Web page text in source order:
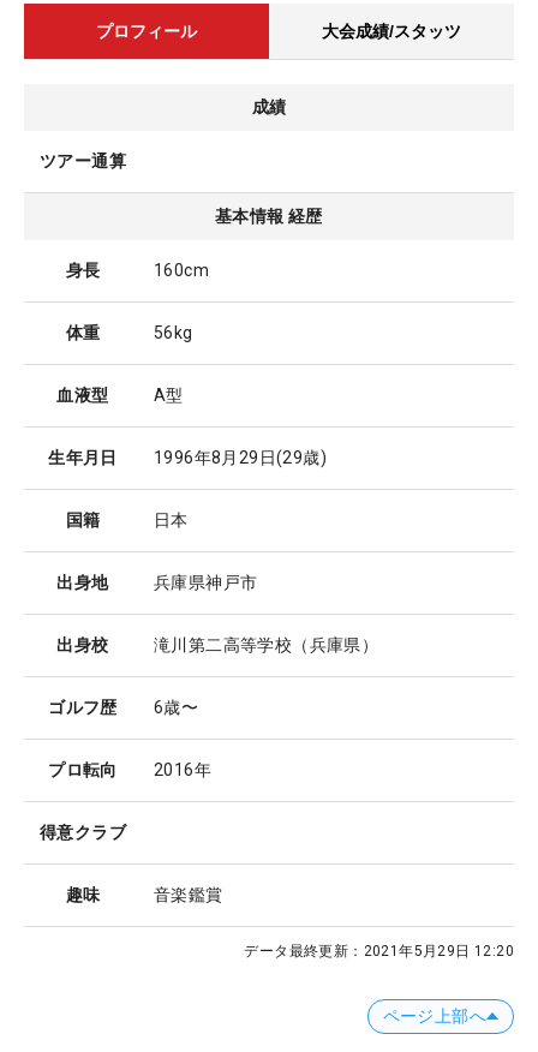
プロフィール 大会成績/スタッツ
成績
ツアー通算
基本情報 経歴
身長 160cm
体重 56kg
血液型 A型
生年月日 1996年8月29日(29歳)
国籍 日本
出身地 兵庫県神戸市
出身校 滝川第二高等学校（兵庫県）
ゴルフ歴 6歳〜
プロ転向 2016年
得意クラブ
趣味 音楽鑑賞
データ最終更新： 2021年5月29日 12:20
ページ上部へ